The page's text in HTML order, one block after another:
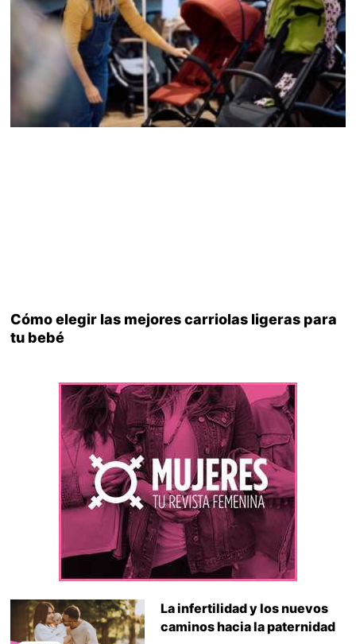
Cómo elegir las mejores carriolas ligeras para
tu bebé
La infertilidad y los nuevos
caminos hacia la paternidad